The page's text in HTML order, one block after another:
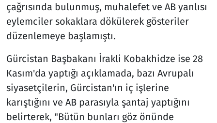
çağrısında bulunmuş, muhalefet ve AB yanlısı
eylemciler sokaklara dökülerek gösteriler
düzenlemeye başlamıştı.
Gürcistan Başbakanı İrakli Kobakhidze ise 28
Kasım'da yaptığı açıklamada, bazı Avrupalı
siyasetçilerin, Gürcistan'ın iç işlerine
karıştığını ve AB parasıyla şantaj yaptığını
belirterek, "Bütün bunları göz önünde